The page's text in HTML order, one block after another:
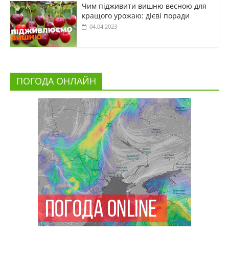
Чим підживити вишню весною для
кращого урожаю: дієві поради
04.04.2023
ПОГОДА ОНЛАЙН